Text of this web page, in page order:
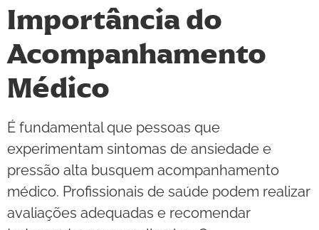
Importância do
Acompanhamento
Médico
É fundamental que pessoas que
experimentam sintomas de ansiedade e
pressão alta busquem acompanhamento
médico. Profissionais de saúde podem realizar
avaliações adequadas e recomendar